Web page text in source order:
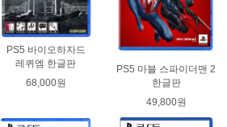
PS5 바이오하자드
레퀴엠 한글판
68,000원
PS5 마블 스파이더맨 2
한글판
49,800원